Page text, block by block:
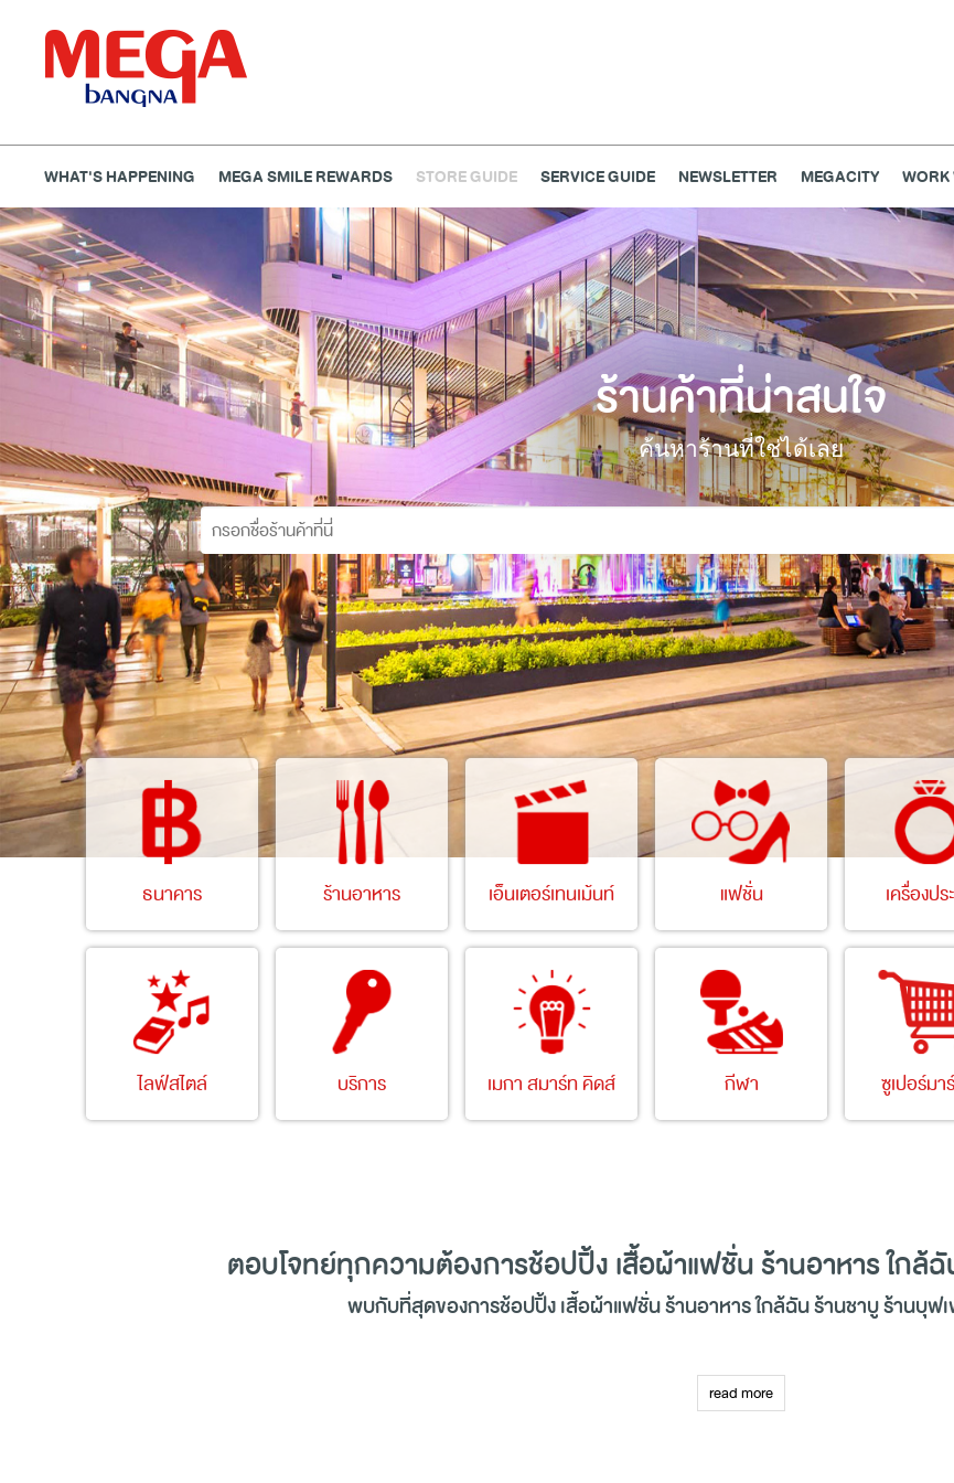
WHAT'S HAPPENING MEGA SMILE REWARDS STORE GUIDE SERVICE GUIDE NEWSLETTER MEGACITY
ธนาคาร ร้านอาหาร เอ็นเตอร์เทนเม้นท์ แฟชั่น เครื่องประดับ การตกแต่งบ้าน แม่และเด็ก ไลฟ์สไ
แกดเจ็ตและเทคโนโลยี
สุขภาพและความงาม
แฟชั่น@Megabangna
ร้านค้าที่น่าสนใจ
ค้นหาร้านที่ใช่ได้เลย
ธนาคาร ร้านอาหาร เอ็นเตอร์เทนเม้นท์ แฟชั่น เครื่องป
ไลฟ์สไตล์ บริการ เมกา สมาร์ท คิดส์ กีฬา ซูเปอร์มา
ตอบโจทย์ทุกความต้องการช้อปปิ้งเสื้อผ้าแฟชั่น ร้านอาหาร ใก
พบกับที่สุดของการช้อปปิ้งเสื้อผ้าแฟชั่น ร้านอาหาร ใกล้ฉัน ร้านชาบู ร้านบุ
ร้านค้าที่ใช่ในสไตล์ที่คุณชื่นชอบ ที่สามารถตอบโจทย์ความต้องการในการช้อปปิ้ง (Shopping) ของคุณและครอบครัวได้
ประสบการณ์ในการช้อปปิ้ง (Shopping) และการพักผ่อนหย่อนใจในวันหยุดได้เป็นอย่างดี ด้วยร้านค้าชั้นนำทั้งแบรนด์
read more